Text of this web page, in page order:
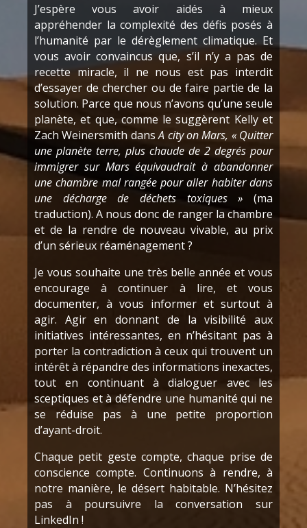
J’espère vous avoir aidés à mieux
appréhender la complexité des défis posés à
l’humanité par le dérèglement climatique. Et
vous avoir convaincus que, s’il n’y a pas de
recette miracle, il ne nous est pas interdit
d’essayer de chercher ou de faire partie de la
solution. Parce que nous n’avons qu’une seule
planète, et que, comme le suggèrent Kelly et
Zach Weinersmith dansA city on Mars, « Quitter
une planète terre, plus chaude de 2 degrés pour
immigrer sur Mars équivaudrait à abandonner
une chambre mal rangée pour aller habiter dans
une décharge de déchets toxiques » (ma
traduction). A nous donc de ranger la chambre
et de la rendre de nouveau vivable, au prix
d’un sérieux réaménagement ?
Je vous souhaite une très belle année et vous
encourage à continuer à lire, et vous
documenter, à vous informer et surtout à
agir. Agir en donnant de la visibilité aux
initiatives intéressantes, en n’hésitant pas à
porter la contradiction à ceux qui trouvent un
intérêt à répandre des informations inexactes,
tout en continuant à dialoguer avec les
sceptiques et à défendre une humanité qui ne
se réduise pas à une petite proportion
d’ayant-droit.
Chaque petit geste compte, chaque prise de
conscience compte. Continuons à rendre, à
notre manière, le désert habitable. N’hésitez
pas à poursuivre la conversation sur
LinkedIn !